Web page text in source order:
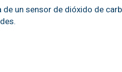
un sensor de dióxido de